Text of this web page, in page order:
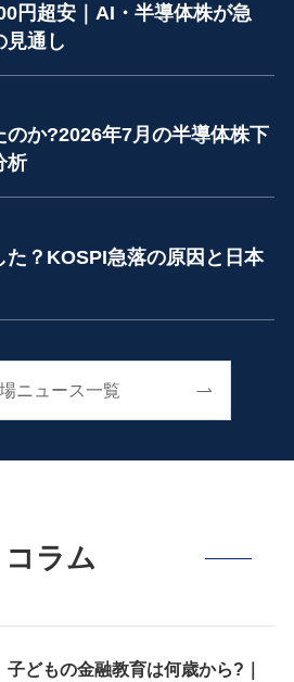
円超安｜AI・半導体株が急
見通し
か?2026年7月の半導体株下
析
た？KOSPI急落の原因と日本
ニュース一覧
コラム
子どもの金融教育は何歳から?｜